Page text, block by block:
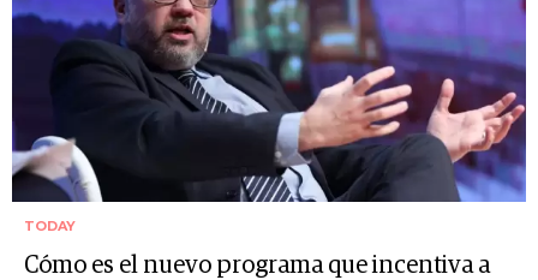
TODAY
Cómo es el nuevo programa que incentiva a